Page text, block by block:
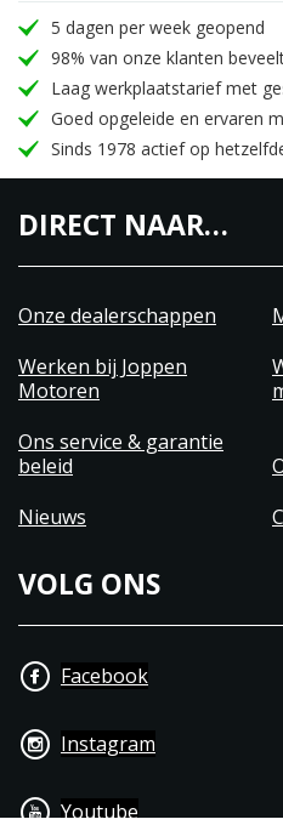
Drooggewicht:193.0 kg
(), gas
Starter:
5 dagen per week geopend
98% van onze klanten
Laag werkplaatstarief met
Goed opgeleide en ervaren
Sinds 1978 actief op
DIRECT NAAR…
Onze dealerschappen
Werken bij Joppen
Motoren
Ons service & garantie
beleid
Nieuws
VOLG ONS
Facebook
Instagram
Youtube